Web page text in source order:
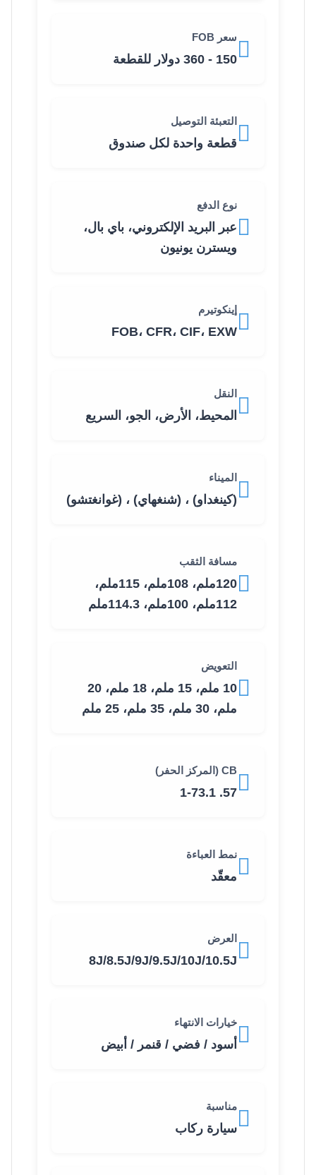
سعر FOB
150 - 360 دولار للقطعة
التعبئة التوصيل
قطعة واحدة لكل صندوق
نوع الدفع
عبر البريد الإلكتروني، باي بال،
ويسترن يونيون
إينكوتيرم
FOB، CFR، CIF، EXW
النقل
المحيط، الأرض، الجو، السريع
الميناء
(كينغداو) ، (شنغهاي) ، (غوانغتشو)
مسافة الثقب
120ملم، 108ملم، 115ملم،
112ملم، 100ملم، 114.3ملم
التعويض
10 ملم، 15 ملم، 18 ملم، 20
ملم، 30 ملم، 35 ملم، 25 ملم
CB (المركز الحفر)
57. 1-73.1
نمط العباءة
معقّد
العرض
8J/8.5J/9J/9.5J/10J/10.5J
خيارات الانتهاء
أسود / فضي / قنمر / أبيض
مناسبة
سيارة ركاب